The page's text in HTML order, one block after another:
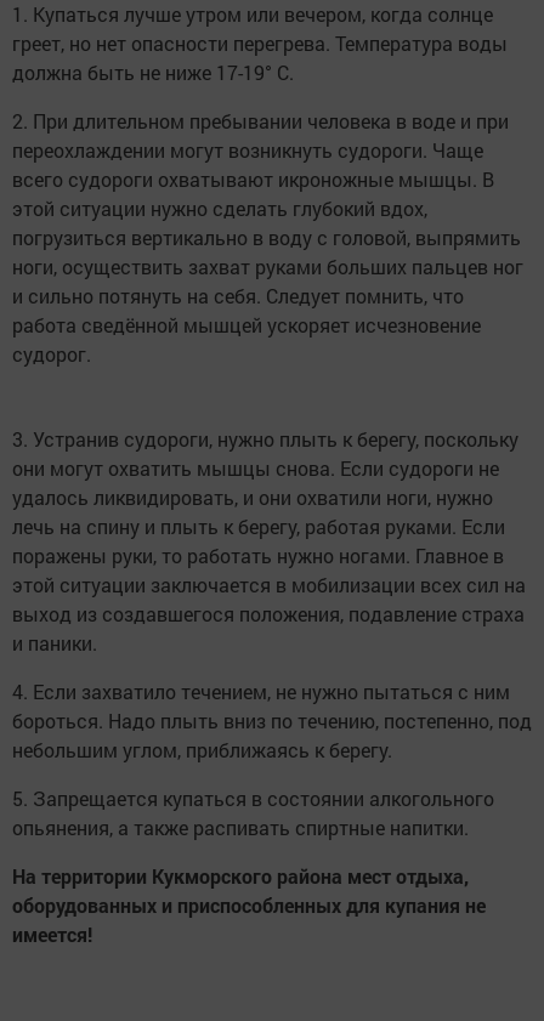
1. Купаться лучше утром или вечером, когда солнце
греет, но нет опасности перегрева. Температура воды
должна быть не ниже 17-19° С.
2. При длительном пребывании человека в воде и при
переохлаждении могут возникнуть судороги. Чаще
всего судороги охватывают икроножные мышцы. В
этой ситуации нужно сделать глубокий вдох,
погрузиться вертикально в воду с головой, выпрямить
ноги, осуществить захват руками больших пальцев ног
и сильно потянуть на себя. Следует помнить, что
работа сведённой мышцей ускоряет исчезновение
судорог.
3. Устранив судороги, нужно плыть к берегу, поскольку
они могут охватить мышцы снова. Если судороги не
удалось ликвидировать, и они охватили ноги, нужно
лечь на спину и плыть к берегу, работая руками. Если
поражены руки, то работать нужно ногами. Главное в
этой ситуации заключается в мобилизации всех сил на
выход из создавшегося положения, подавление страха
и паники.
4. Если захватило течением, не нужно пытаться с ним
бороться. Надо плыть вниз по течению, постепенно, под
небольшим углом, приближаясь к берегу.
5. Запрещается купаться в состоянии алкогольного
опьянения, а также распивать спиртные напитки.
На территории Кукморского района мест отдыха,
оборудованных и приспособленных для купания не
имеется!